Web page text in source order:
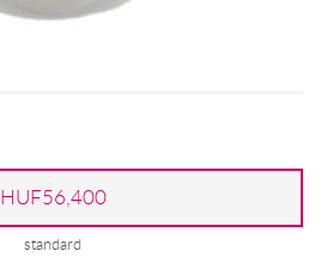
HUF56,400
standard